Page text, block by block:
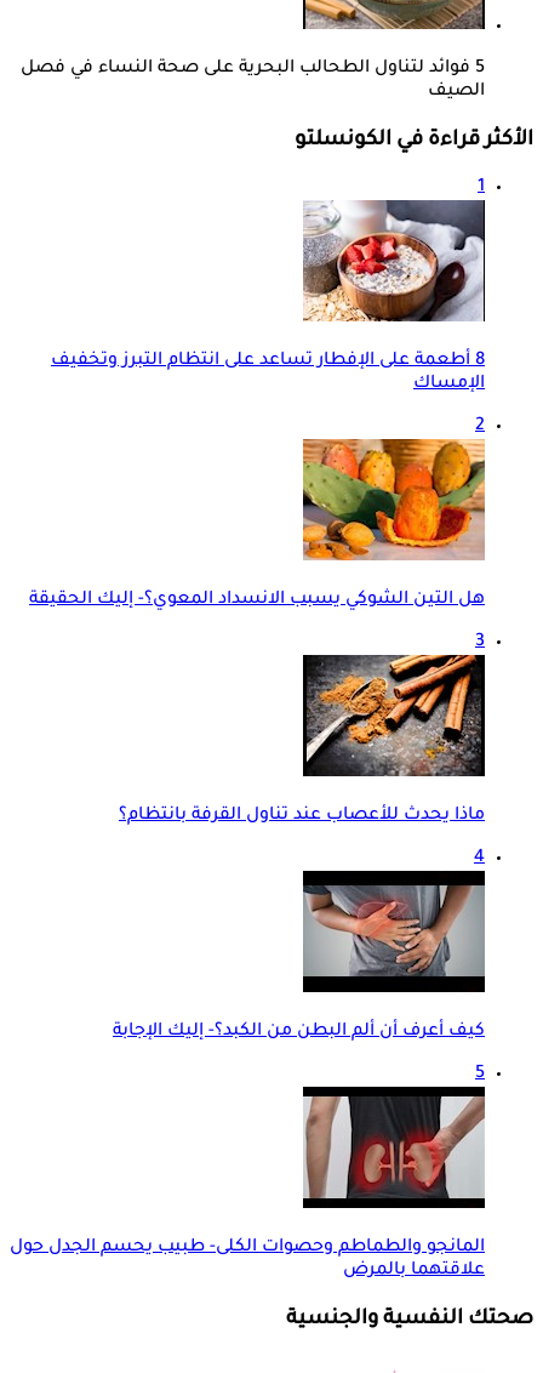
5 فوائد لتناول الطحالب البحرية على صحة النساء في فصل
الصيف
الأكثر قراءة في الكونسلتو
1
8 أطعمة على الإفطار تساعد على انتظام التبرز وتخفيف
الإمساك
2
هل التين الشوكي يسبب الانسداد المعوي؟- إليك الحقيقة
3
ماذا يحدث للأعصاب عند تناول القرفة بانتظام؟
4
كيف أعرف أن ألم البطن من الكبد؟- إليك الإجابة
5
المانجو والطماطم وحصوات الكلى- طبيب يحسم الجدل حول
علاقتهما بالمرض
صحتك النفسية والجنسية